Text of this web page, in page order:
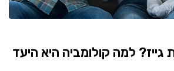
גייז? למה קולומביה היא היעד